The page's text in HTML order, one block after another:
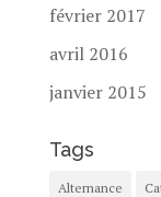
février 2017
avril 2016
janvier 2015
Tags
Alternance